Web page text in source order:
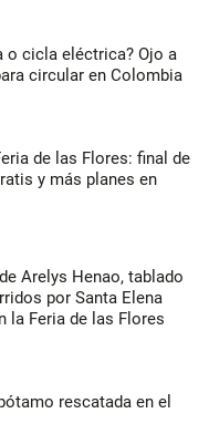
o cicla eléctrica? Ojo a
circular en Colombia
de las Flores: final de
y más planes en
Arelys Henao, tablado
por Santa Elena
la Feria de las Flores
rescatada en el